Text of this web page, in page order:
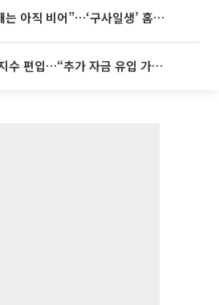
“문 열었지만 매대는 아직 비어”…‘구사일생’ 홈플러스, 정상화 시험대[르포]
中 CXMT, MSCI지수 편입…“추가 자금 유입 가능성”